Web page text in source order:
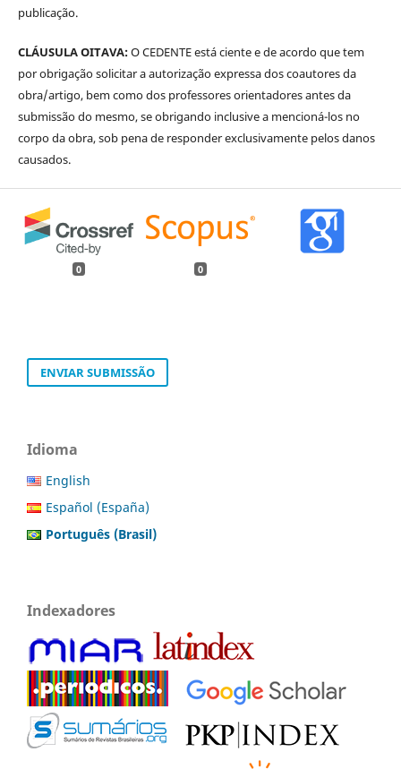
publicação.
CLÁUSULA OITAVA:O CEDENTE está ciente e de acordo que tem
por obrigação solicitar a autorização expressa dos coautores da
obra/artigo, bem como dos professores orientadores antes da
submissão do mesmo, se obrigando inclusive a mencioná-los no
corpo da obra, sob pena de responder exclusivamente pelos danos
causados.
0 0
ENVIAR SUBMISSÃO
Idioma
English
Español (España)
Português (Brasil)
Indexadores